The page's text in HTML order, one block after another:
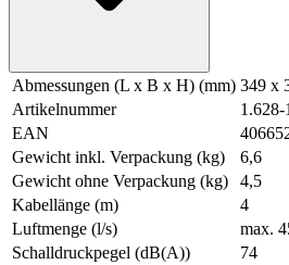
Abmessungen (L x B x H) (mm) 349 x
Artikelnummer
1.628-
EAN
Gewicht inkl. Verpackung (kg)
6,6
Gewicht ohne Verpackung (kg)
4,5
Kabellänge (m)
4
Luftmenge (l/s)
max.
Schalldruckpegel (dB(A))
74